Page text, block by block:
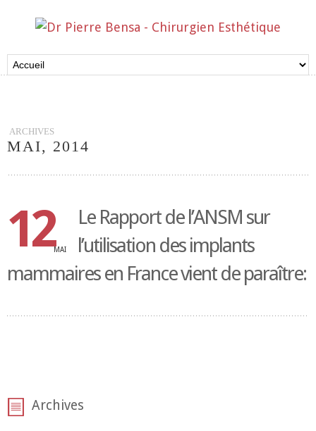
ARCHIVES
MAI, 2014
12MAI
Le Rapport de l’ANSM sur
l’utilisation des implants
mammaires en France vient de paraître:
Archives